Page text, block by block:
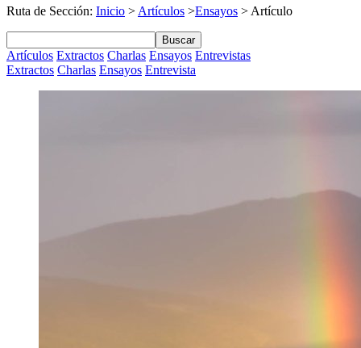
Ruta de Sección: Inicio > Artículos >Ensayos > Artículo
Buscar
Artículos Extractos Charlas Ensayos Entrevistas
Extractos Charlas Ensayos Entrevista